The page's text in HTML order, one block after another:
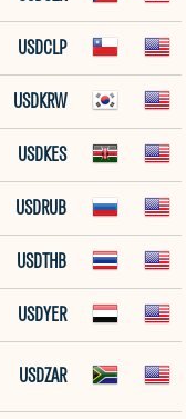
USDCLP
USDKRW
USDKES
USDRUB
USDTHB
USDYER
USDZAR